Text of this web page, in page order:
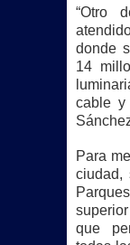
“Otro
donde
14
cable y
Para
ciudad,
que